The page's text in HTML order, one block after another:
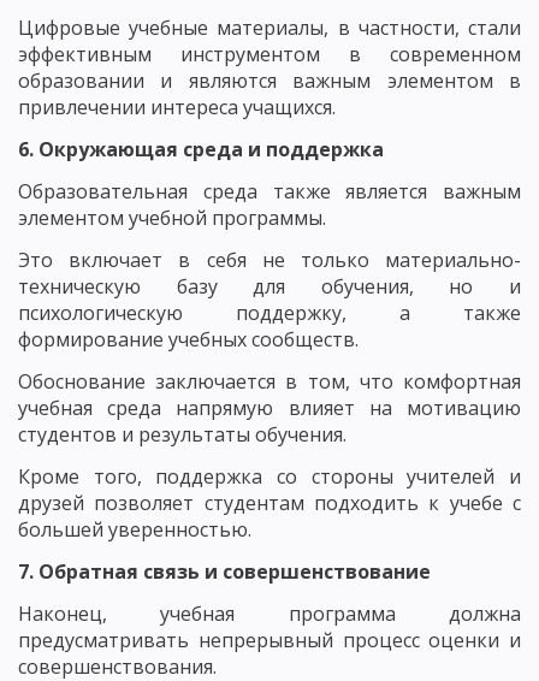
Цифровые учебные материалы, в частности, стали
эффективным инструментом в современном
образовании и являются важным элементом в
привлечении интереса учащихся.
6. Окружающая среда и поддержка
Образовательная среда также является важным
элементом учебной программы.
Это включает в себя не только материально-
техническую базу для обучения, но и
психологическую поддержку, а также
формирование учебных сообществ.
Обоснование заключается в том, что комфортная
учебная среда напрямую влияет на мотивацию
студентов и результаты обучения.
Кроме того, поддержка со стороны учителей и
друзей позволяет студентам подходить к учебе с
большей уверенностью.
7. Обратная связь и совершенствование
Наконец, учебная программа должна
предусматривать непрерывный процесс оценки и
совершенствования.